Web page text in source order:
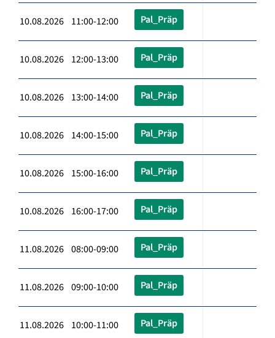
10.08.2026 11:00-12:00 Pal_Präp
10.08.2026 12:00-13:00 Pal_Präp
10.08.2026 13:00-14:00 Pal_Präp
10.08.2026 14:00-15:00 Pal_Präp
10.08.2026 15:00-16:00 Pal_Präp
10.08.2026 16:00-17:00 Pal_Präp
11.08.2026 08:00-09:00 Pal_Präp
11.08.2026 09:00-10:00 Pal_Präp
11.08.2026 10:00-11:00 Pal_Präp